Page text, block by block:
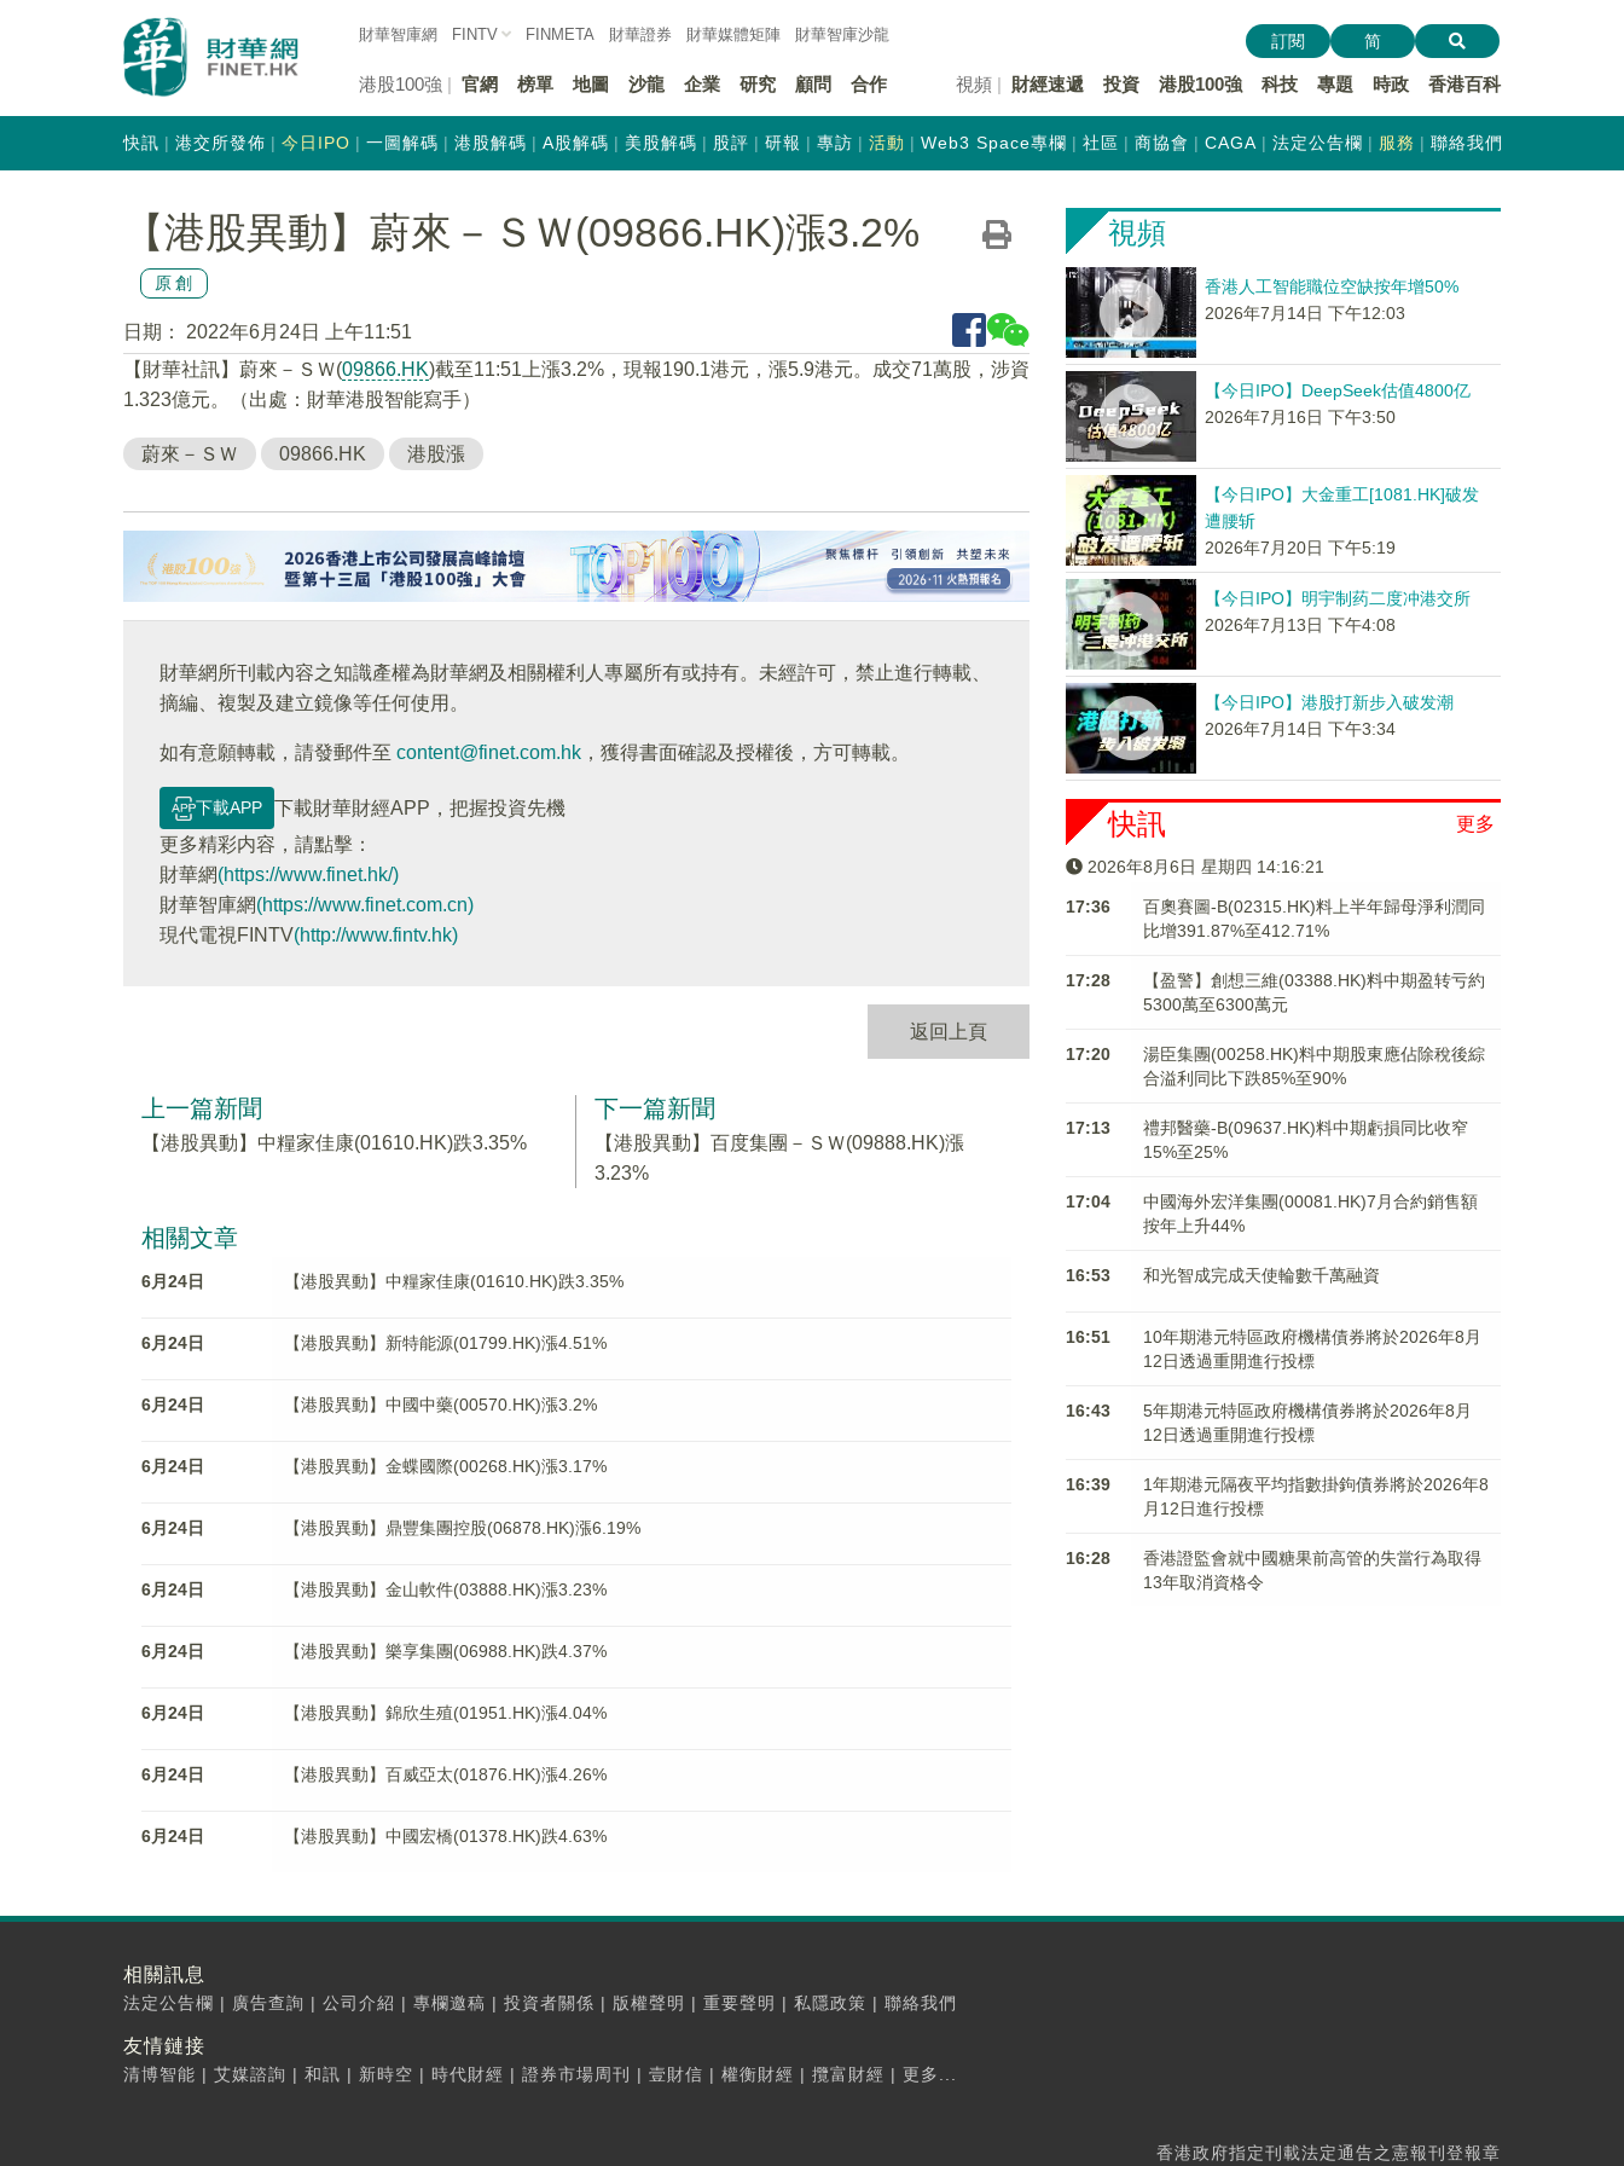
財華智庫網 FINTV FINMETA 財華證券 財華媒體矩陣 財華智庫沙龍
港股100強 官網 榜單 地圖 沙龍 企業 研究 顧問 合作 視頻 財經速遞 投資 港股100強 科技 專題 時政 香港百科
訂閱 简
快訊 港交所發佈 今日IPO 一圖解碼 港股解碼 A股解碼 美股解碼 股評 研報 專訪 活動 Web3 Space專欄 社區 商協會 CAGA 法定公告欄 服務 聯絡我們
【港股異動】蔚來－ＳＷ(09866.HK)漲3.2%
原創
日期：
2022年6月24日 上午11:51
【財華社訊】蔚來－ＳＷ(09866.HK)截至11:51上漲3.2%，現報190.1港元，漲5.9港元。成交71萬股，涉資
1.323億元。（出處：財華港股智能寫手）
蔚來－ＳＷ 09866.HK 港股漲
財華網所刊載內容之知識產權為財華網及相關權利人專屬所有或持有。未經許可，禁止進行轉載、
摘編、複製及建立鏡像等任何使用。
如有意願轉載，請發郵件至 content@finet.com.hk ，獲得書面確認及授權後，方可轉載。
下載APP
下載財華財經APP，把握投資先機
更多精彩内容，請點擊：
財華網(https://www.finet.hk/)
財華智庫網(https://www.finet.com.cn)
現代電視FINTV(http://www.fintv.hk)
返回上頁
上一篇新聞
【港股異動】中糧家佳康(01610.HK)跌3.35%
下一篇新聞
【港股異動】百度集團－ＳＷ(09888.HK)漲
3.23%
相關文章
6月24日 【港股異動】中糧家佳康(01610.HK)跌3.35%
6月24日 【港股異動】新特能源(01799.HK)漲4.51%
6月24日 【港股異動】中國中藥(00570.HK)漲3.2%
6月24日 【港股異動】金蝶國際(00268.HK)漲3.17%
6月24日 【港股異動】鼎豐集團控股(06878.HK)漲6.19%
6月24日 【港股異動】金山軟件(03888.HK)漲3.23%
6月24日 【港股異動】樂享集團(06988.HK)跌4.37%
6月24日 【港股異動】錦欣生殖(01951.HK)漲4.04%
6月24日 【港股異動】百威亞太(01876.HK)漲4.26%
6月24日 【港股異動】中國宏橋(01378.HK)跌4.63%
視頻
香港人工智能職位空缺按年增50%
2026年7月14日 下午12:03
【今日IPO】DeepSeek估值4800亿
2026年7月16日 下午3:50
【今日IPO】大金重工[1081.HK]破发
遭腰斩
2026年7月20日 下午5:19
【今日IPO】明宇制药二度冲港交所
2026年7月13日 下午4:08
【今日IPO】港股打新步入破发潮
2026年7月14日 下午3:34
更多
快訊
2026年8月6日 星期四 14:16:22
17:36
百奧賽圖-B(02315.HK)料上半年歸母淨利潤同
比增391.87%至412.71%
17:28
【盈警】創想三維(03388.HK)料中期盈转亏約
5300萬至6300萬元
17:20
湯臣集團(00258.HK)料中期股東應佔除稅後綜
合溢利同比下跌85%至90%
17:13
禮邦醫藥-B(09637.HK)料中期虧損同比收窄
15%至25%
17:04
中國海外宏洋集團(00081.HK)7月合約銷售額
按年上升44%
16:53 和光智成完成天使輪數千萬融資
16:51
10年期港元特區政府機構債券將於2026年8月
12日透過重開進行投標
16:43
5年期港元特區政府機構債券將於2026年8月
12日透過重開進行投標
16:39
1年期港元隔夜平均指數掛鉤債券將於2026年8
月12日進行投標
16:28
香港證監會就中國糖果前高管的失當行為取得
13年取消資格令
相關訊息
法定公告欄 | 廣告查詢 | 公司介紹 | 專欄邀稿 | 投資者關係 | 版權聲明 | 重要聲明 | 私隱政策 | 聯絡我們
友情鏈接
清博智能 | 艾媒諮詢 | 和訊 | 新時空 | 時代財經 | 證券市場周刊 | 壹財信 | 權衡財經 | 攬富財經 | 更多...
香港政府指定刊載法定通告之憲報刊登報章